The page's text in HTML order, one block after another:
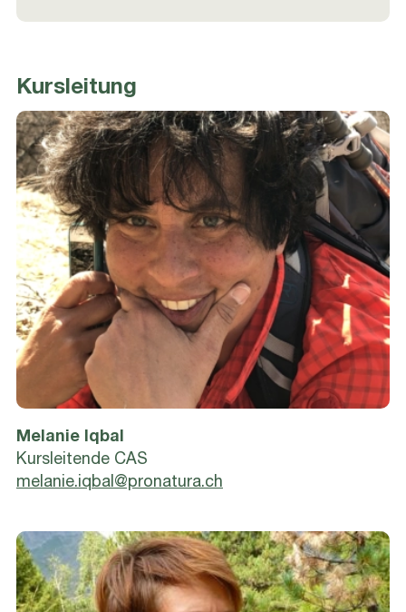
Kursleitung
Melanie Iqbal
Kursleitende CAS
melanie.iqbal@pronatura.ch